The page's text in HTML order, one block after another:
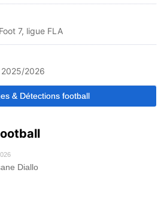
7, ligue FLA
2025/2026
& Détections football
Diallo